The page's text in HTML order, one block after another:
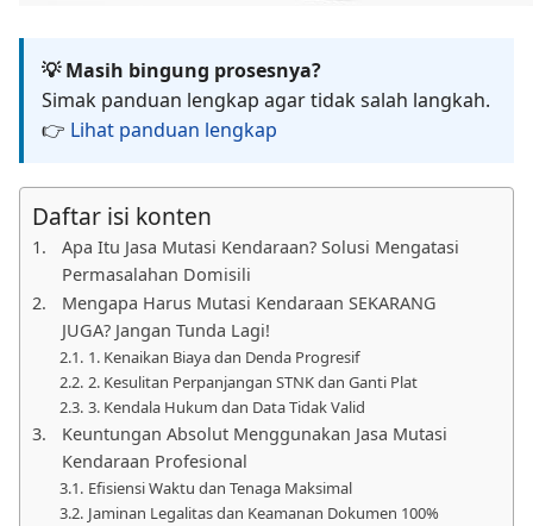
💡 Masih bingung prosesnya?
Simak panduan lengkap agar tidak salah langkah.
👉 Lihat panduan lengkap
Daftar isi konten
Apa Itu Jasa Mutasi Kendaraan? Solusi Mengatasi
Permasalahan Domisili
Mengapa Harus Mutasi Kendaraan SEKARANG
JUGA? Jangan Tunda Lagi!
1. Kenaikan Biaya dan Denda Progresif
2. Kesulitan Perpanjangan STNK dan Ganti Plat
3. Kendala Hukum dan Data Tidak Valid
Keuntungan Absolut Menggunakan Jasa Mutasi
Kendaraan Profesional
Efisiensi Waktu dan Tenaga Maksimal
Jaminan Legalitas dan Keamanan Dokumen 100%